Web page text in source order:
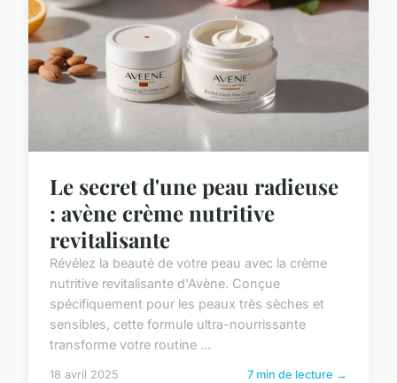
Le secret d'une peau radieuse
: avène crème nutritive
revitalisante
Révélez la beauté de votre peau avec la crème
nutritive revitalisante d'Avène. Conçue
spécifiquement pour les peaux très sèches et
sensibles, cette formule ultra-nourrissante
transforme votre routine ...
18 avril 2025 7 min de lecture →